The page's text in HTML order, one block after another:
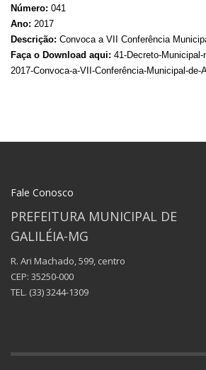
Número: 041
Ano: 2017
Descrição: Convoca a VII Conferência
Faça o Download aqui: 41-Decreto-Municipal-
2017-Convoca-a-VII-Conferência-Municipal-de-
Fale Conosco
PREFEITURA MUNICIPAL DE
GALILÉIA-MG
R. Ari Machado, 599, centro
CEP: 35250-000
TEL. (33) 3244-1309